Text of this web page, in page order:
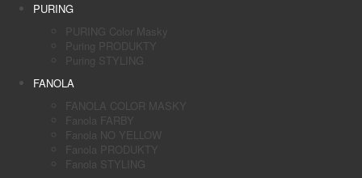
PURING
PURING Color Masky
Puring PRODUKTY
Puring STYLING
FANOLA
FANOLA COLOR MASKY
Fanola FARBY
Fanola NO YELLOW
Fanola PRODUKTY
Fanola STYLING